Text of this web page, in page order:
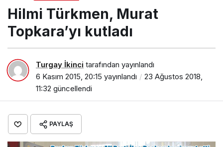
Hilmi Türkmen, Murat
Topkara’yı kutladı
Turgay İkinci tarafından yayınlandı
6 Kasım 2015, 20:15 yayınlandı
23 Ağustos 2018,
11:32 güncellendi
PAYLAŞ